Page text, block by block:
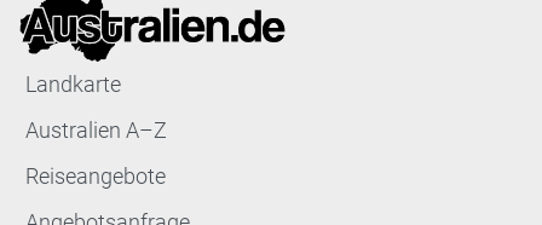
Landkarte
Australien A–Z
Reiseangebote